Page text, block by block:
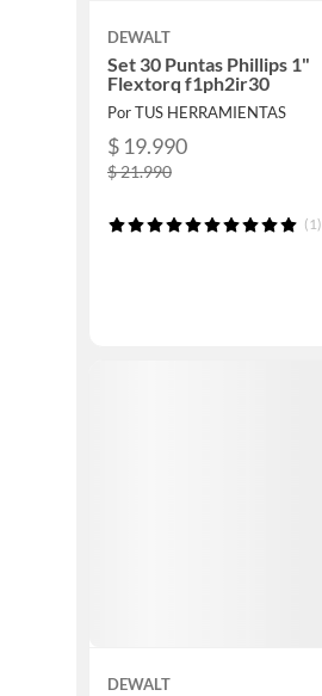
DEWALT
Set 30 Puntas Phillips 1"
Flextorq f1ph2ir30
Por TUS HERRAMIENTAS
$ 19.990
$ 21.990
(1)
DEWALT